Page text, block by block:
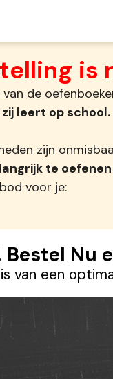
is
de
leert op school.
zijn
te
voor je:
Nu
van een